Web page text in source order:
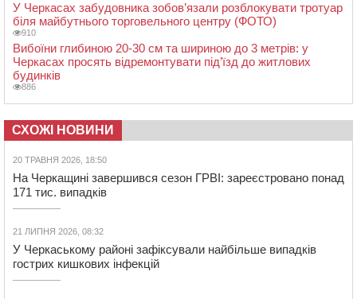
У Черкасах забудовника зобов’язали розблокувати тротуар
біля майбутнього торговельного центру (ФОТО)
910
Вибоїни глибиною 20-30 см та шириною до 3 метрів: у
Черкасах просять відремонтувати під’їзд до житлових
будинків
886
СХОЖІ НОВИНИ
20 ТРАВНЯ 2026, 18:50
На Черкащині завершився сезон ГРВІ: зареєстровано понад
171 тис. випадків
21 ЛИПНЯ 2026, 08:32
У Черкаському районі зафіксували найбільше випадків
гострих кишкових інфекцій